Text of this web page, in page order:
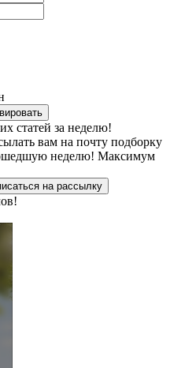
статей за неделю!
вам на почту подборку
неделю! Максимум
на рассылку